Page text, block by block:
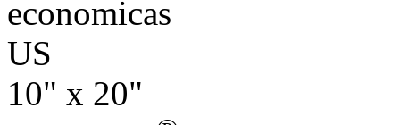
economicas
US
10" x 20"